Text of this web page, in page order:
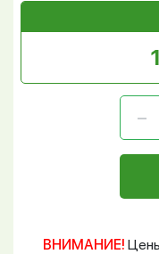
ВНИМАНИЕ!